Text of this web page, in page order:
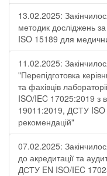
13.02.2025:
методик досліджень
ISO 15189 для
11.02.2025:
"Перепідготовка
та фахівців
ISO/IEC 17025:2019 з
19011:2019, ДСТУ
рекомендацій"
07.02.2025:
до акредитації та
ДСТУ EN ISO/IEC